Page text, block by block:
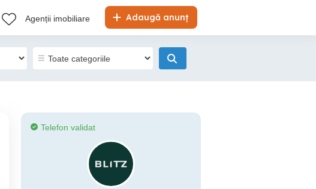
Adaugă anunț
Agenții imobiliare
Telefon validat